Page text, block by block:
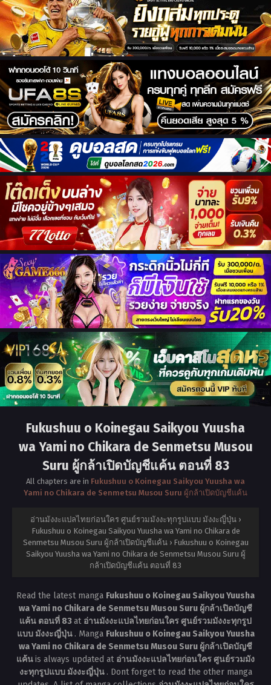
Fukushuu o Koinegau Saikyou Yuusha
wa Yami no Chikara de Senmetsu Musou
Suru ผู้กล้าเปิดบัญชีแค้น ตอนที่ 83
All chapters are in Fukushuu o Koinegau Saikyou Yuusha wa
Yami no Chikara de Senmetsu Musou Suru ผู้กล้าเปิดบัญชีแค้น
อ่านมังงะแปลไทยก่อนใคร ศูนย์รวมมังงะทุกรูปแบบ มังงะญี่ปุ่น ›
Fukushuu o Koinegau Saikyou Yuusha wa Yami no Chikara de
Senmetsu Musou Suru ผู้กล้าเปิดบัญชีแค้น › Fukushuu o Koinegau
Saikyou Yuusha wa Yami no Chikara de Senmetsu Musou Suru ผู้
กล้าเปิดบัญชีแค้น ตอนที่ 83
Read the latest manga Fukushuu o Koinegau Saikyou Yuusha
wa Yami no Chikara de Senmetsu Musou Suru ผู้กล้าเปิดบัญชี
แค้น ตอนที่ 83at อ่านมังงะแปลไทยก่อนใคร ศูนย์รวมมังงะทุกรูป
แบบ มังงะญี่ปุ่น . Manga Fukushuu o Koinegau Saikyou Yuusha
wa Yami no Chikara de Senmetsu Musou Suru ผู้กล้าเปิดบัญชี
แค้นis always updated at อ่านมังงะแปลไทยก่อนใคร ศูนย์รวมมัง
งะทุกรูปแบบ มังงะญี่ปุ่น . Dont forget to read the other manga